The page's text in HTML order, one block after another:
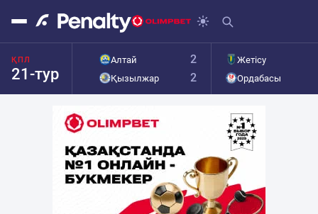
ҚПЛ
21-тур
Алтай 2
Қызылжар 2
Жетісу
Ордабасы